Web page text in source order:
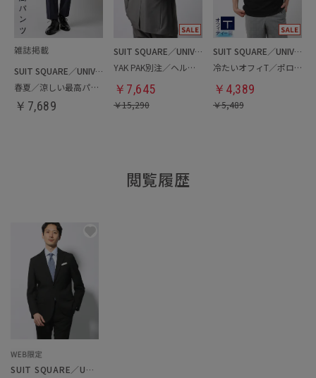
SUIT SQUARE／UNIVERSAL LANGUAGE
春夏／涼しい最高パンツ
￥ 7,689
SUIT SQUARE／UNIVERSAL LANGUAGE
YAK PAK別注／ヘルメットバッグ
￥ 7,645
￥15,290
SUIT SQUARE／UNIVERSAL LANGUAGE
冷たいオフィT／ポロシャツ
￥ 4,389
￥5,489
閲覧履歴
SUIT SQUARE／UNIVERSAL LANGUAGE